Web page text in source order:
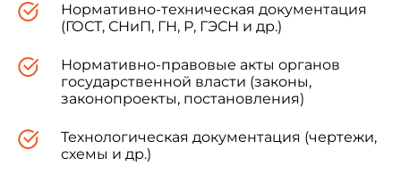
Нормативно-техническая документация
(ГОСТ, СНиП, ГН, Р, ГЭСН и др.)
Нормативно-правовые акты органов
государственной власти (законы,
законопроекты, постановления)
Технологическая документация (чертежи,
схемы и др.)